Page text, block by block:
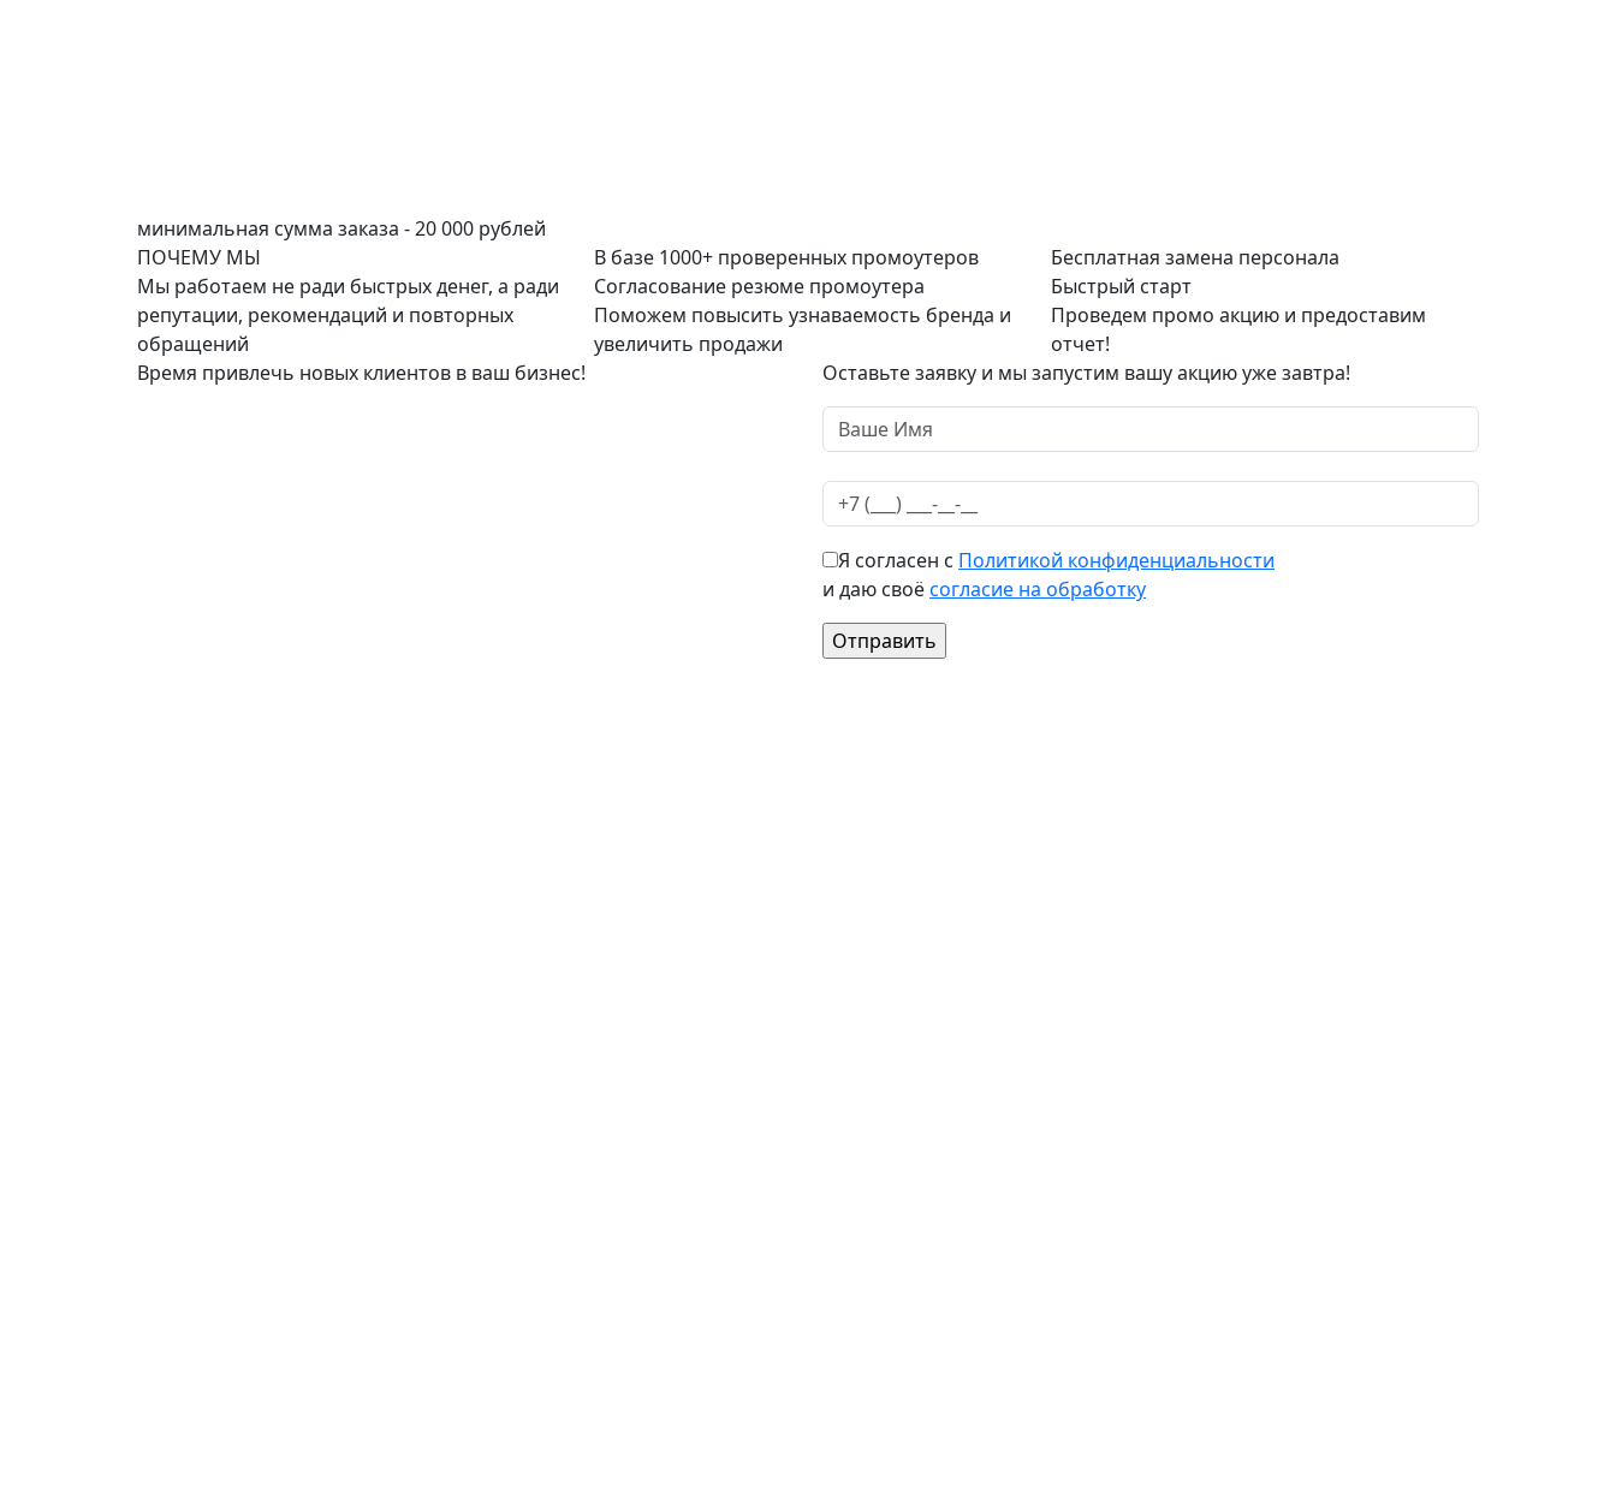
минимальная сумма заказа - 20 000 рублей
ПОЧЕМУ МЫ
Мы работаем не ради быстрых денег, а ради
репутации, рекомендаций и повторных
обращений
В базе 1000+ проверенных промоутеров
Бесплатная замена персонала
Согласование резюме промоутера
Быстрый старт
Поможем повысить узнаваемость бренда и
увеличить продажи
Проведем промо акцию и предоставим
отчет!
Время привлечь новых клиентов в ваш бизнес!
Оставьте заявку и мы запустим вашу акцию уже завтра!
Я согласен с Политикой конфиденциальности
и даю своёсогласие на обработку